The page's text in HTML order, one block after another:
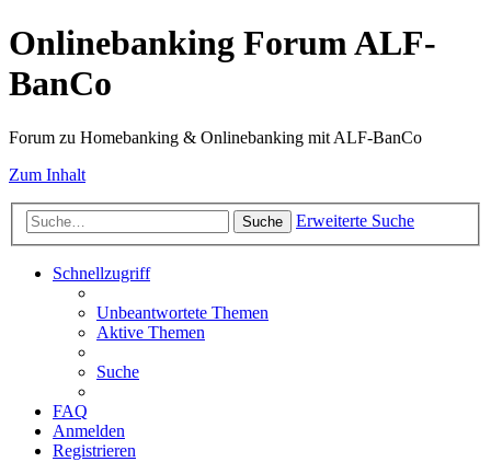
Onlinebanking Forum ALF-
BanCo
Forum zu Homebanking & Onlinebanking mit ALF-BanCo
Zum Inhalt
Suche Erweiterte Suche
Schnellzugriff
Unbeantwortete Themen
Aktive Themen
Suche
FAQ
Anmelden
Registrieren